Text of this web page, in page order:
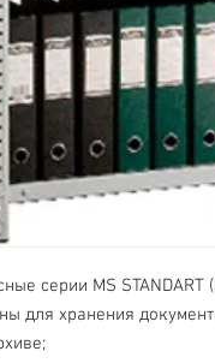
серии MS STANDART
для хранения